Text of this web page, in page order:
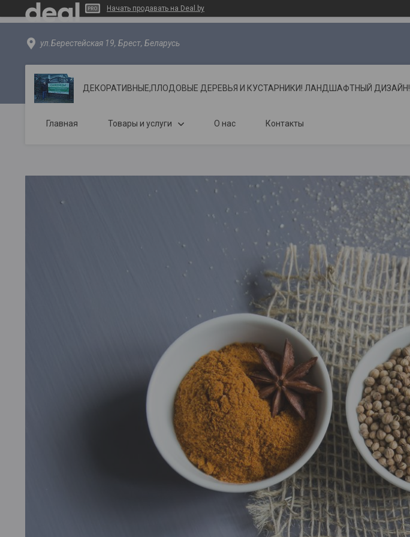
Начать продавать на Deal.by
ул.Берестейская 19, Брест, Беларусь
ДЕКОРАТИВНЫЕ,ПЛОДОВЫЕ ДЕРЕВЬЯ И КУСТАРНИКИ! ЛАНДШАФТНЫЙ ДИЗАЙН!
Главная Товары и услуги О нас Контакты